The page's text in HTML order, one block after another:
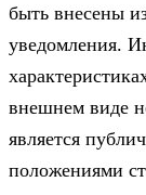
быть внесены
уведомления.
внешнем виде
является
положениями